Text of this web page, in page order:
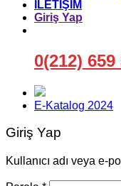
İLETİŞİM
Giriş Yap
0(212) 659
E-Katalog 2024
Giriş Yap
Kullanıcı adı veya e-